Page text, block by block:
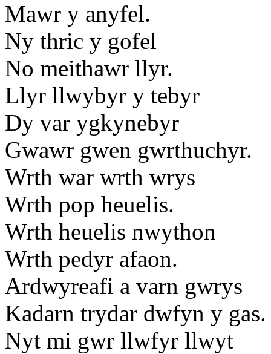
Mawr y anyfel.
Ny thric y gofel
No meithawr llyr.
Llyr llwybyr y tebyr
Dy var ygkynebyr
Gwawr gwen gwrthuchyr.
Wrth war wrth wrys
Wrth pop heuelis.
Wrth heuelis nwython
Wrth pedyr afaon.
Ardwyreafi a varn gwrys
Kadarn trydar dwfyn y gas.
Nyt mi gwr llwfyr llwyt